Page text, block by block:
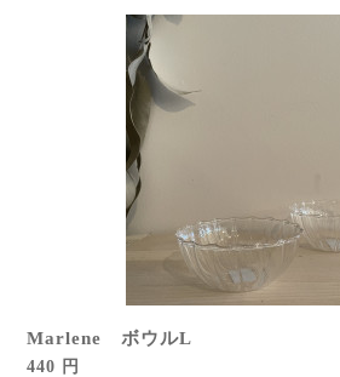
Marlene ボウルL
440 円